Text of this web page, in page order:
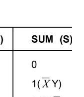
10 है, जिसमें दो अंक
वेरिएबल के लिए S
महत्वपूर्ण बिट ...